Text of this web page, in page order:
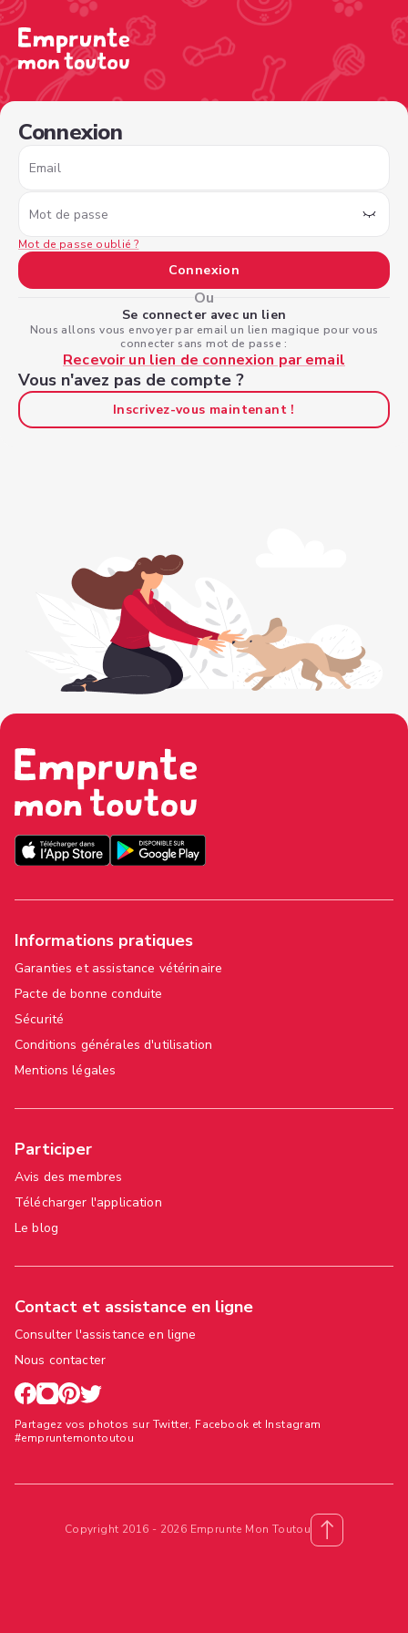
Connexion
Email
Mot de passe
Mot de passe oublié ?
Connexion
Ou
Se connecter avec un lien
Nous allons vous envoyer par email un lien magique pour vous
connecter sans mot de passe :
Recevoir un lien de connexion par email
Vous n'avez pas de compte ?
Inscrivez-vous maintenant !
Informations pratiques
Garanties et assistance vétérinaire
Pacte de bonne conduite
Sécurité
Conditions générales d'utilisation
Mentions légales
Participer
Avis des membres
Télécharger l'application
Le blog
Contact et assistance en ligne
Consulter l'assistance en ligne
Nous contacter
Partagez vos photos sur Twitter, Facebook et Instagram
#empruntemontoutou
Copyright 2016 - 2026 Emprunte Mon Toutou
/sign-in?nextPage=%2Fview-profile%2Fd4a35fd1-b907-